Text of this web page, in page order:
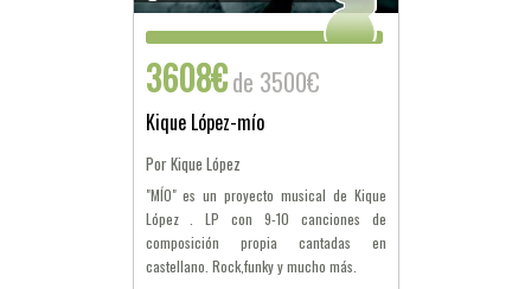
3608€de 3500€
Kique López-mío
Por Kique López
"MÍO" es un proyecto musical de Kique
López . LP con 9-10 canciones de
composición propia cantadas en
castellano. Rock,funky y mucho más.